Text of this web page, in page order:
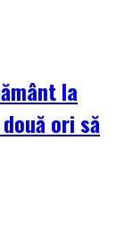
la
ori să